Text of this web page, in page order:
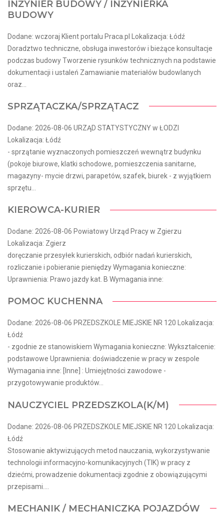
INŻYNIER BUDOWY / INŻYNIERKA
BUDOWY
Dodane: wczoraj Klient portalu Praca.pl Lokalizacja: Łódź
Doradztwo techniczne, obsługa inwestorów i bieżące konsultacje
podczas budowy Tworzenie rysunków technicznych na podstawie
dokumentacji i ustaleń Zamawianie materiałów budowlanych
oraz...
SPRZĄTACZKA/SPRZĄTACZ
Dodane: 2026-08-06 URZĄD STATYSTYCZNY w ŁODZI
Lokalizacja: Łódź
- sprzątanie wyznaczonych pomieszczeń wewnątrz budynku
(pokoje biurowe, klatki schodowe, pomieszczenia sanitarne,
magazyny- mycie drzwi, parapetów, szafek, biurek - z wyjątkiem
sprzętu...
KIEROWCA-KURIER
Dodane: 2026-08-06 Powiatowy Urząd Pracy w Zgierzu
Lokalizacja: Zgierz
doręczanie przesyłek kurierskich, odbiór nadań kurierskich,
rozliczanie i pobieranie pieniędzy Wymagania konieczne:
Uprawnienia: Prawo jazdy kat. B Wymagania inne:
POMOC KUCHENNA
Dodane: 2026-08-06 PRZEDSZKOLE MIEJSKIE NR 120 Lokalizacja:
Łódź
- zgodnie ze stanowiskiem Wymagania konieczne: Wykształcenie:
podstawowe Uprawnienia: doświadczenie w pracy w zespole
Wymagania inne: [Inne] : Umiejętności zawodowe -
przygotowywanie produktów...
NAUCZYCIEL PRZEDSZKOLA(K/M)
Dodane: 2026-08-06 PRZEDSZKOLE MIEJSKIE NR 120 Lokalizacja:
Łódź
Stosowanie aktywizujących metod nauczania, wykorzystywanie
technologii informacyjno-komunikacyjnych (TIK) w pracy z
dziećmi, prowadzenie dokumentacji zgodnie z obowiązującymi
przepisami....
MECHANIK / MECHANICZKA POJAZDÓW